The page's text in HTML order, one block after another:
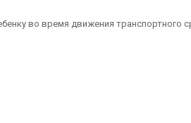
во время движения транспортного